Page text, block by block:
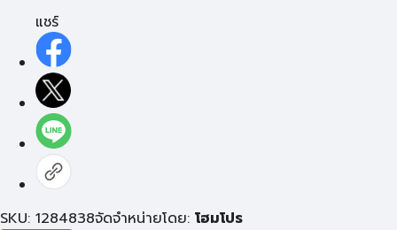
แชร์
SKU: 1284838จัดจำหน่ายโดย: โฮมโปร